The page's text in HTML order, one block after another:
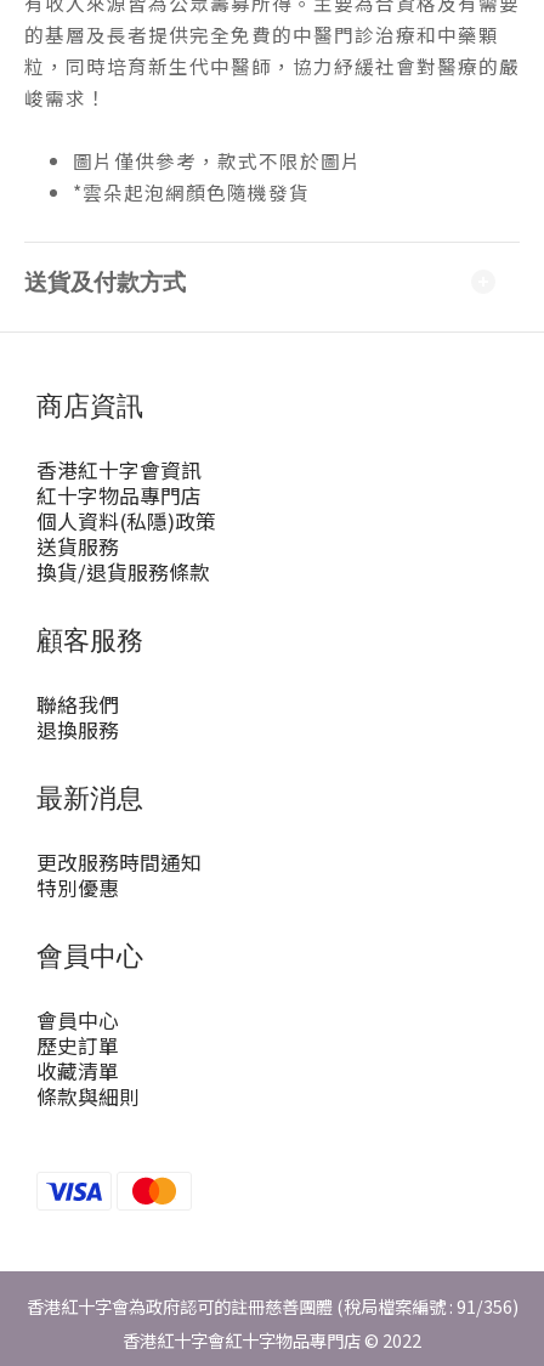
的基層及長者提供完全免費的中醫門診治療和中藥顆
粒，同時培育新生代中醫師，協力紓緩社會對醫療的嚴
峻需求！
圖片僅供參考，款式不限於圖片
*雲朵起泡網顏色隨機發貨
送貨及付款方式
商店資訊
香港紅十字會資訊
紅十字物品專門店
個人資料(私隱)政策
送貨服務
換貨/退貨服務條款
顧客服務
聯絡我們
退換服務
最新消息
更改服務時間通知
特別優惠
會員中心
會員中心
歷史訂單
收藏清單
條款與細則
香港紅十字會為政府認可的註冊慈善團體 (稅局檔案編號 : 91/356)
香港紅十字會紅十字物品專門店 © 2022